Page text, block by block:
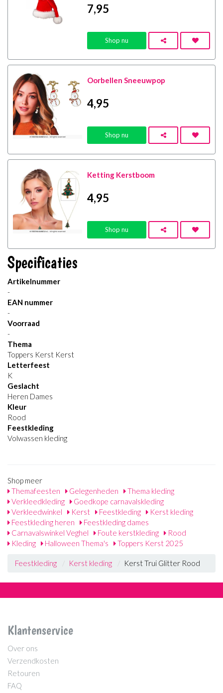
7,95
Shop nu
Oorbellen Sneeuwpop
4,95
Shop nu
Ketting Kerstboom
4,95
Shop nu
Specificaties
Artikelnummer
-
EAN nummer
-
Voorraad
-
Thema
Toppers Kerst Kerst
Letterfeest
K
Geslacht
Heren Dames
Kleur
Rood
Feestkleding
Volwassen kleding
Shop meer
Themafeesten
Gelegenheden
Thema kleding
Verkleedkleding
Goedkope carnavalskleding
Verkleedwinkel
Kerst Feestkleding
Kerst kleding
Feestkleding heren
Feestkleding dames
Carnavalswinkel Veghel
Foute kerstkleding
Rood
Kleding
Halloween Thema's Toppers Kerst 2025
Feestkleding Kerst kleding Kerst Trui Glitter Rood
Klantenservice
Over ons
Verzendkosten
Retouren
FAQ